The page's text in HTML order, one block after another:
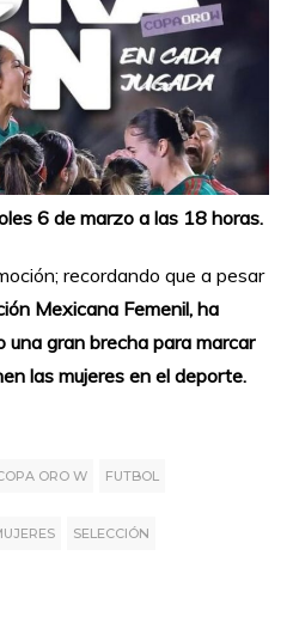
6 de marzo a las 18 horas.
recordando que a pesar
Mexicana Femenil, ha
una gran brecha para marcar
las mujeres en el deporte.
ORO W FUTBOL
SELECCIÓN